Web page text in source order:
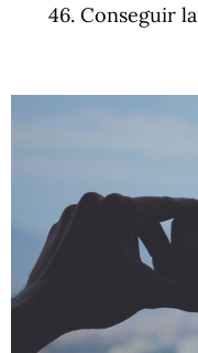
46. Conseguir